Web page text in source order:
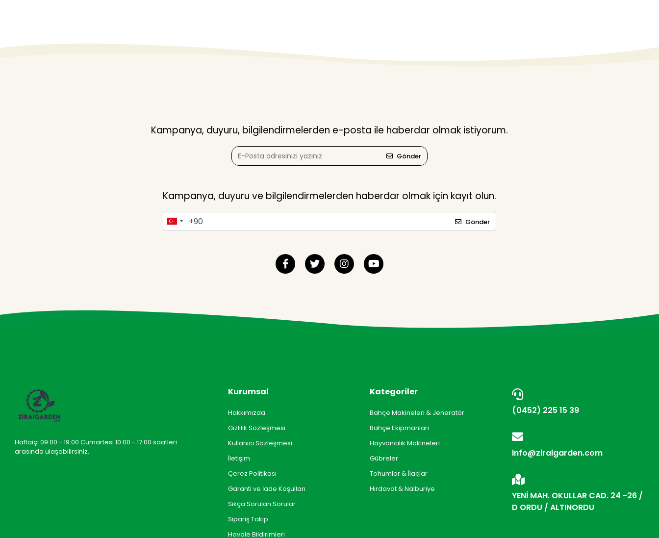
Kampanya, duyuru, bilgilendirmelerden e-posta ile haberdar olmak istiyorum.
Gönder
Kampanya, duyuru ve bilgilendirmelerden haberdar olmak için kayıt olun.
Gönder
Haftaiçi 09:00 - 19:00 Cumartesi 10:00 - 17:00 saatleri
arasında ulaşabilirsiniz.
Kurumsal
Hakkımızda
Gizlilik Sözleşmesi
Kullanıcı Sözleşmesi
İletişim
Çerez Politikası
Garanti ve İade Koşulları
Sıkça Sorulan Sorular
Sipariş Takip
Havale Bildirimleri
Kategoriler
Bahçe Makineleri & Jeneratör
Bahçe Ekipmanları
Hayvancılık Makineleri
Gübreler
Tohumlar & İlaçlar
Hırdavat & Nalburiye
(0452) 225 15 39
info@ziraigarden.com
YENİ MAH. OKULLAR CAD. 24 -26 /
D ORDU / ALTINORDU